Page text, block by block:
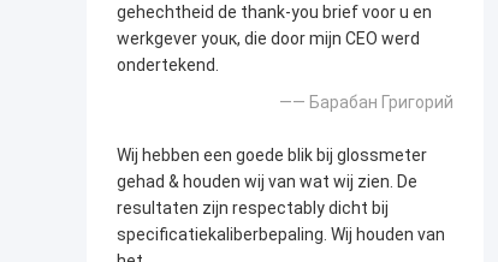
gehechtheid de thank-you brief voor u en
werkgever youк, die door mijn CEO werd
ondertekend.
—— Барабан Григорий
Wij hebben een goede blik bij glossmeter
gehad & houden wij van wat wij zien. De
resultaten zijn respectably dicht bij
specificatiekaliberbepaling. Wij houden van